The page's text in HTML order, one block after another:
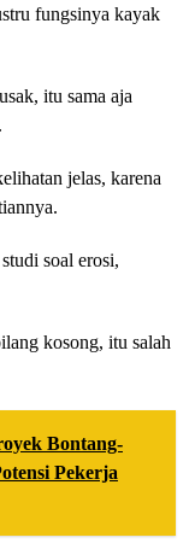
fungsinya kayak
itu sama aja
jelas, karena
soal erosi,
kosong, itu salah
Bontang-
Pekerja